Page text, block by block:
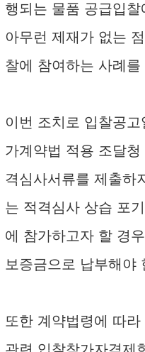
행되는 물품 공급입
아무런 제재가 없는
찰에 참여하는 사례
이번 조치로 입찰공
가계약법 적용 조달
격심사서류를 제출하
는 적격심사 상습 포
에 참가하고자 할 경
보증금으로 납부해야
또한 계약법령에 따